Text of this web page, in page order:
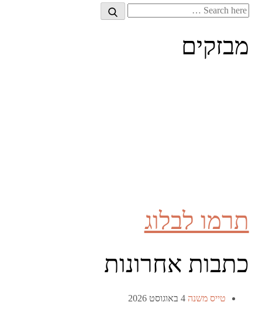
Search
Search
מבזקים
תרמו לבלוג
כתבות אחרונות
טייס משנה 4 באוגוסט 2026